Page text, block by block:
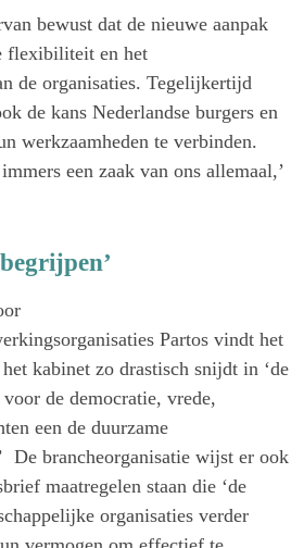
bewust dat de nieuwe aanpak
flexibiliteit en het
de organisaties. Tegelijkertijd
de kans Nederlandse burgers en
werkzaamheden te verbinden.
een zaak van ons allemaal,’
Partos vindt het
kabinet zo drastisch snijdt in ‘de
de democratie, vrede,
een de duurzame
De brancheorganisatie wijst er ook
maatregelen staan die ‘de
organisaties verder